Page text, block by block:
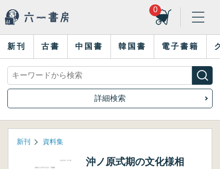
0
新刊 古書 中国書 韓国書 電子書籍
詳細検索
新刊 資料集
沖ノ原式期の文化様相